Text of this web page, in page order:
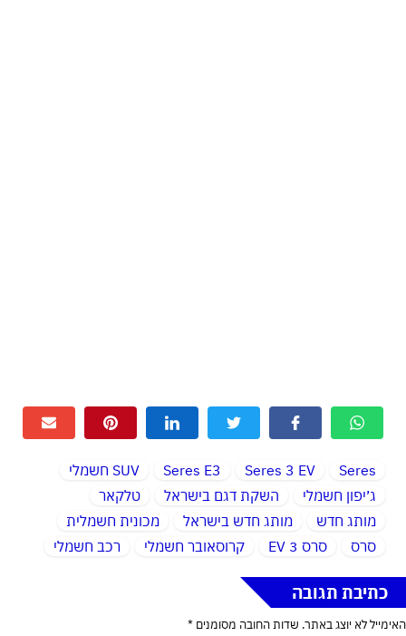
Seres
Seres 3 EV
Seres E3
SUV חשמלי
ג׳יפון חשמלי
השקת דגם בישראל
טלקאר
מותג חדש
מותג חדש בישראל
מכונית חשמלית
סרס
סרס 3 EV קרוסאובר חשמלי רכב חשמלי
כתיבת תגובה
האימייל לא יוצג באתר. שדות החובה מסומנים *